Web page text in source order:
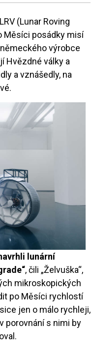
(Lunar Roving
Měsíci posádky misí
výrobce
Hvězdné války a
a vznášedly, na
lunární
, čili „Želvuška“,
mikroskopických
po Měsíci rychlostí
jen o málo rychleji,
porovnání s nimi by